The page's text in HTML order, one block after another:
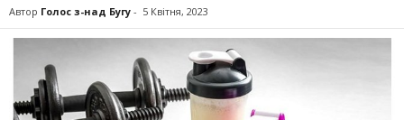
Автор Голос з-над Бугу - 5 Квітня, 2023